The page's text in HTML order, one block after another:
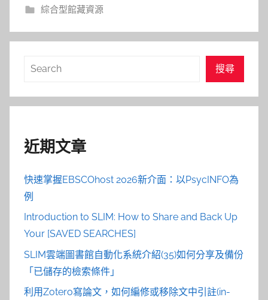
綜合型館藏資源
搜
搜尋
近期文章
快速掌握EBSCOhost 2026新介面：以PsycINFO為
例
Introduction to SLIM: How to Share and Back Up
Your [SAVED SEARCHES]
SLIM雲端圖書館自動化系統介紹(35)如何分享及備份
「已儲存的檢索條件」
利用Zotero寫論文，如何編修或移除文中引註(in-